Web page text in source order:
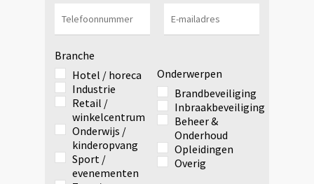
Branche
Hotel / horeca
Industrie
Retail /
winkelcentrum
Onderwijs /
kinderopvang
Sport /
evenementen
Onderwerpen
Brandbeveiliging
Inbraakbeveiliging
Beheer &
Onderhoud
Opleidingen
Overig